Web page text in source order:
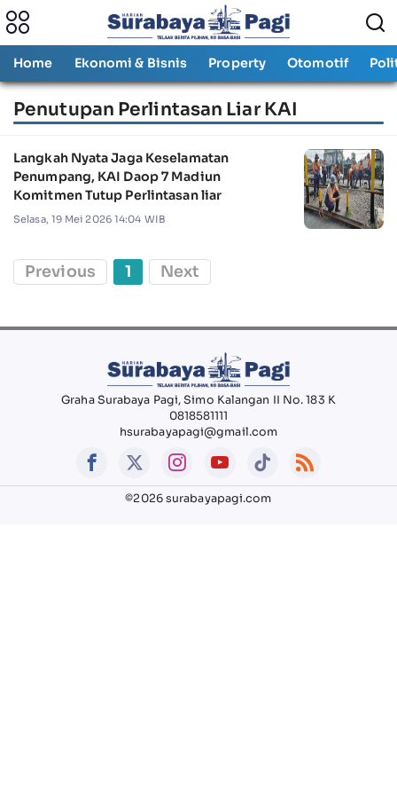
Home Ekonomi & Bisnis Property Otomotif
Penutupan Perlintasan Liar KAI
Langkah Nyata Jaga Keselamatan
Penumpang, KAI Daop 7 Madiun
Komitmen Tutup Perlintasan liar
Selasa, 19 Mei 2026 14:04 WIB
Previous 1 Next
Graha Surabaya Pagi, Simo Kalangan II No. 183 K
0818581111
hsurabayapagi@gmail.com
©2026 surabayapagi.com